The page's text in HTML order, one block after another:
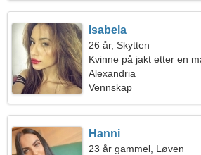
Isabela
26 år, Skytten
Kvinne på jakt etter en
Alexandria
Vennskap
Hanni
23 år gammel, Løven